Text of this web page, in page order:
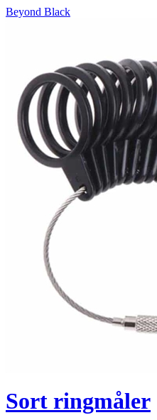
Beyond Black
Sort ringmåler